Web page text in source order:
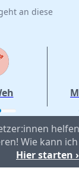
an diese
Wie kann
Hier starten ›